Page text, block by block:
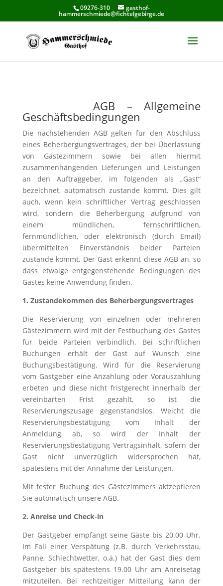
09276-310 gasthof-
hammerschmiede@fichtelgebirge.de
AGB – Allgemeine
Geschäftsbedingungen
Die nachstehenden AGB gelten für den Abschluss
eines Beherbergungsvertrages, der bei Überlassung
von Gästezimmern sowie bei allen hiermit
zusammenhängenden Lieferungen und Leistungen
an den Auftraggeber, im folgenden als „Gast“
bezeichnet, automatisch zustande kommt. Dies gilt
auch, wenn kein schriftlicher Vertrag geschlossen
wird, sondern die Beherbergung aufgrund von
einem mündlichen, fernschriftlichen,
fernmündlichen, oder elektronisch (durch Email)
übermittelten Einverständnis beider Parteien
zustande kommt. Der Gast erkennt diese AGB an, so
dass etwaige entgegenstehende Bedingungen des
Gastes keine Anwendung finden.
1. Zustandekommen des Beherbergungsvertrages
Die Reservierung von einzelnen oder mehreren
Gästezimmern wird mit der Festbuchung des Gastes
für beide Parteien verbindlich. Bei schriftlichen
Buchungen erhält der Gast auf Wunsch eine
Buchungsbestätigung. Wird für die Reservierung
vom Gastgeber eine Anzahlung oder Vorauszahlung
erbeten und diese nicht fristgerecht innerhalb der
vereinbarten Frist gezahlt, so ist die
Reservierungszusage gegenstandslos. Weicht die
Reservierungsbestätigung vom Inhalt der
Anmeldung ab, so wird der Inhalt der
Reservierungsbestätigung Vertragsinhalt, sofern der
Gast nicht unverzüglich widersprochen hat,
spätestens mit der Annahme der Leistungen.
Mit fester Buchung des Gästezimmers aktzeptieren
Sie automatisch unsere AGB.
2. Anreise und Check-in
Der Gastgeber empfängt seine Gäste bis 20.00 Uhr.
Im Fall einer Verspätung (z.B. durch Verkehrsstau,
Panne, Schlechtwetter, o.ä.) hat der Gast dies dem
Gastgeber bis spätestens 19.00 Uhr am Anreisetag
mitzuteilen. Bei rechtzeitiger Mitteilung kann der